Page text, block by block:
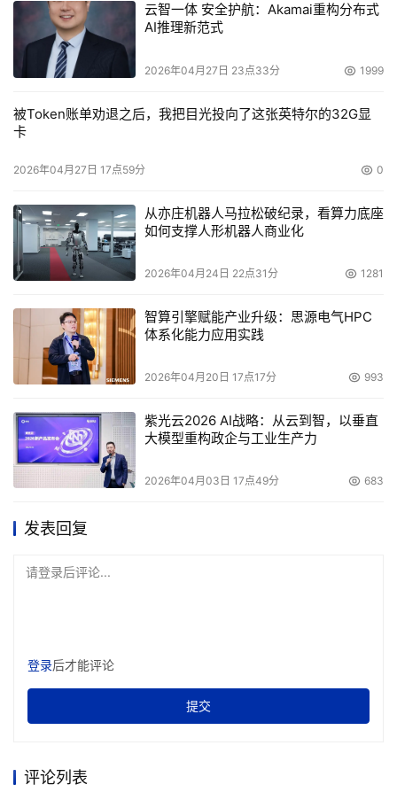
按照数据生命周期进行管理，能够有效地控制在线数据
规模，提高生产数据访问效率，缩短或控制备份窗口，从而
提高应用系统运行的整体效率和效果。
对存储架构 实施改造
第一阶段改造要按照数据对应的业务应用类型或重要性
数据存储系统。实施这一目标可通过以下两个方案进行:
方案一（见图2）
EMC8730(2)将作为EMC8730(1)的镜像(R2)，依靠EMC
异地灾难备份打下良好的基础。
增设一套大容量存储系统，如EMC CLARiiON系列。将
存入该存储系统，实现两类数据的分离。需要说明的是，
云智一体 安全护航：Akamai重构分布式
AI推理新范式
2026年04月27日 23点33分 1999
被Token账单劝退之后，我把目光投向了这张英特尔的32G显
卡
2026年04月27日 17点59分 0
从亦庄机器人马拉松破纪录，看算力底座
如何支撑人形机器人商业化
2026年04月24日 22点31分 1281
智算引擎赋能产业升级：思源电气HPC
体系化能力应用实践
2026年04月20日 17点17分 993
紫光云2026 AI战略：从云到智，以垂直
大模型重构政企与工业生产力
2026年04月03日 17点49分 683
发表回复
请登录后评论...
登录后才能评论
提交
评论列表